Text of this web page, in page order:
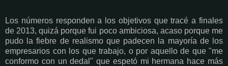
Los números responden a los objetivos que tracé a finales
de 2013, quizá porque fui poco ambiciosa, acaso porque me
pudo la fiebre de realismo que padecen la mayoría de los
empresarios con los que trabajo, o por aquello de que "me
conformo con un dedal" que espetó mi hermana hace más